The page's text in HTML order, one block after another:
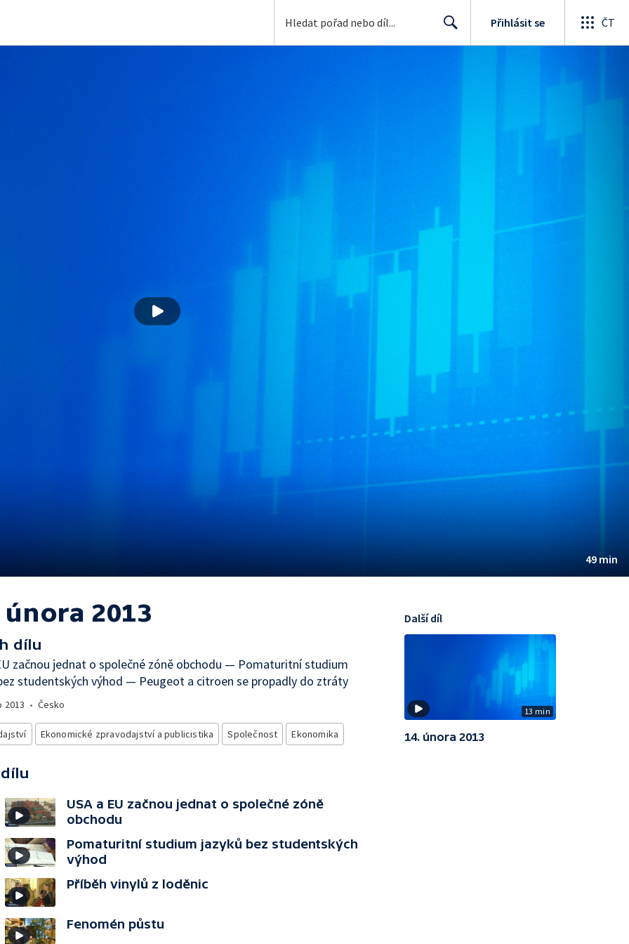
Přihlásit se ČT
49 min
února 2013
dílu
začnou jednat o společné zóně obchodu — Pomaturitní studium
studentských výhod — Peugeot a citroen se propadly do ztráty
2013 • Česko
Ekonomické zpravodajství a publicistika Společnost Ekonomika
USA a EU začnou jednat o společné zóně
obchodu
Pomaturitní studium jazyků bez studentských
výhod
Příběh vinylů z loděnic
Fenomén půstu
13 min
Další díl
14. února 2013